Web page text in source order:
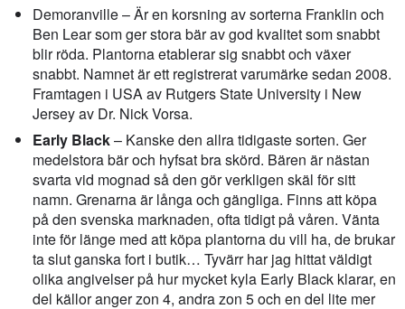
Demoranville – Är en korsning av sorterna Franklin och
Ben Lear som ger stora bär av god kvalitet som snabbt
blir röda. Plantorna etablerar sig snabbt och växer
snabbt. Namnet är ett registrerat varumärke sedan 2008.
Framtagen i USA av Rutgers State University i New
Jersey av Dr. Nick Vorsa.
Early Black– Kanske den allra tidigaste sorten. Ger
medelstora bär och hyfsat bra skörd. Bären är nästan
svarta vid mognad så den gör verkligen skäl för sitt
namn. Grenarna är långa och gängliga. Finns att köpa
på den svenska marknaden, ofta tidigt på våren. Vänta
inte för länge med att köpa plantorna du vill ha, de brukar
ta slut ganska fort i butik… Tyvärr har jag hittat väldigt
olika angivelser på hur mycket kyla Early Black klarar, en
del källor anger zon 4, andra zon 5 och en del lite mer